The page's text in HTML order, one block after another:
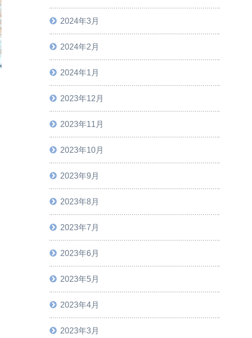
2024年3月
2024年2月
2024年1月
2023年12月
2023年11月
2023年10月
2023年9月
2023年8月
2023年7月
2023年6月
2023年5月
2023年4月
2023年3月